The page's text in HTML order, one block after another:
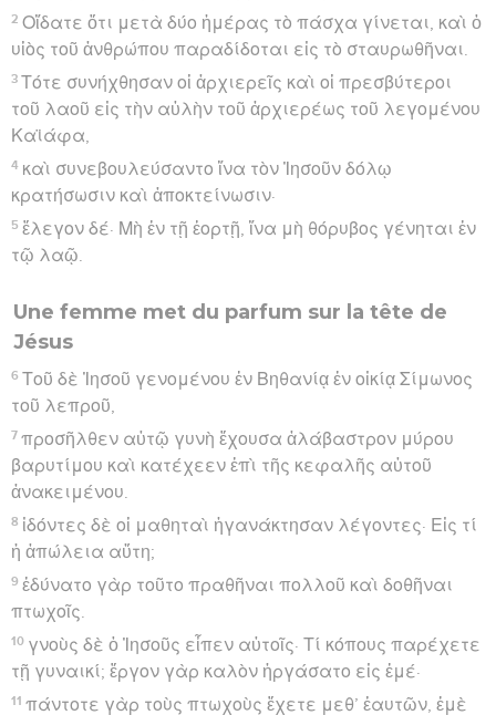
2 Οἴδατε ὅτι μετὰ δύο ἡμέρας τὸ πάσχα γίνεται, καὶ ὁ
υἱὸς τοῦ ἀνθρώπου παραδίδοται εἰς τὸ σταυρωθῆναι.
3 Τότε συνήχθησαν οἱ ἀρχιερεῖς καὶ οἱ πρεσβύτεροι
τοῦ λαοῦ εἰς τὴν αὐλὴν τοῦ ἀρχιερέως τοῦ λεγομένου
Καϊάφα,
4 καὶ συνεβουλεύσαντο ἵνα τὸν Ἰησοῦν δόλῳ
κρατήσωσιν καὶ ἀποκτείνωσιν·
5 ἔλεγον δέ· Μὴ ἐν τῇ ἑορτῇ, ἵνα μὴ θόρυβος γένηται ἐν
τῷ λαῷ.
Une femme met du parfum sur la tête de
Jésus
6 Τοῦ δὲ Ἰησοῦ γενομένου ἐν Βηθανίᾳ ἐν οἰκίᾳ Σίμωνος
τοῦ λεπροῦ,
7 προσῆλθεν αὐτῷ γυνὴ ἔχουσα ἀλάβαστρον μύρου
βαρυτίμου καὶ κατέχεεν ἐπὶ τῆς κεφαλῆς αὐτοῦ
ἀνακειμένου.
8 ἰδόντες δὲ οἱ μαθηταὶ ἠγανάκτησαν λέγοντες· Εἰς τί
ἡ ἀπώλεια αὕτη;
9 ἐδύνατο γὰρ τοῦτο πραθῆναι πολλοῦ καὶ δοθῆναι
πτωχοῖς.
10 γνοὺς δὲ ὁ Ἰησοῦς εἶπεν αὐτοῖς· Τί κόπους παρέχετε
τῇ γυναικί; ἔργον γὰρ καλὸν ἠργάσατο εἰς ἐμέ·
11 πάντοτε γὰρ τοὺς πτωχοὺς ἔχετε μεθ’ ἑαυτῶν, ἐμὲ